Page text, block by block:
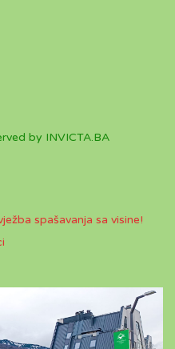
by INVICTA.BA
spašavanja sa visine!